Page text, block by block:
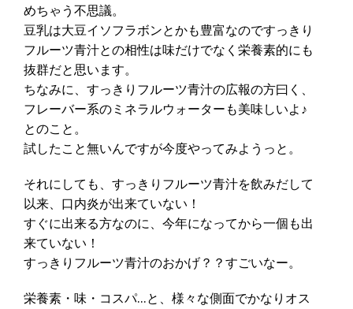
めちゃう不思議。
豆乳は大豆イソフラボンとかも豊富なのですっきり
フルーツ青汁との相性は味だけでなく栄養素的にも
抜群だと思います。
ちなみに、すっきりフルーツ青汁の広報の方曰く、
フレーバー系のミネラルウォーターも美味しいよ♪
とのこと。
試したこと無いんですが今度やってみようっと。
それにしても、すっきりフルーツ青汁を飲みだして
以来、口内炎が出来ていない！
すぐに出来る方なのに、今年になってから一個も出
来ていない！
すっきりフルーツ青汁のおかげ？？すごいなー。
栄養素・味・コスパ…と、様々な側面でかなりオス